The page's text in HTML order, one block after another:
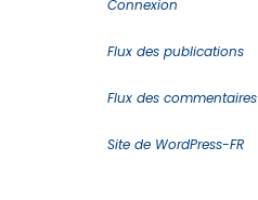
Connexion
Flux des publications
Flux des commentaires
Site de WordPress-FR